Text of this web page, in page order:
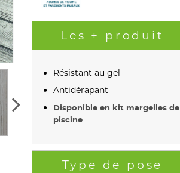
Les + produit
Résistant au gel
Antidérapant
Disponible en kit margelles de
piscine
Type de pose